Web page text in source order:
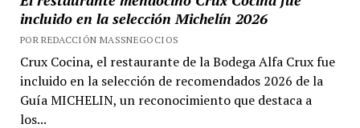
incluido en la selección Michelín 2026
POR REDACCIÓN MASSNEGOCIOS
Crux Cocina, el restaurante de la Bodega Alfa Crux fue
incluido en la selección de recomendados 2026 de la
Guía MICHELIN, un reconocimiento que destaca a
los...